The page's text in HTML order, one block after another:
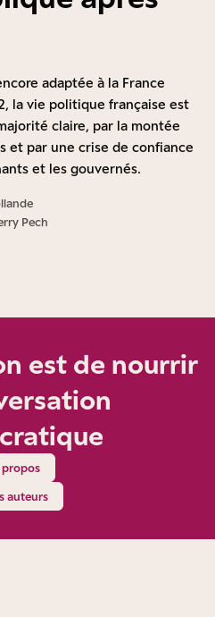
adaptée à la France
la vie politique française est
claire, par la montée
et par une crise de confiance
et les gouvernés.
Pech
est de nourrir
propos
auteurs